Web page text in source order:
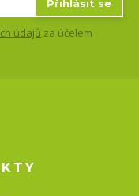
Přihlásit se
údajů za účelem